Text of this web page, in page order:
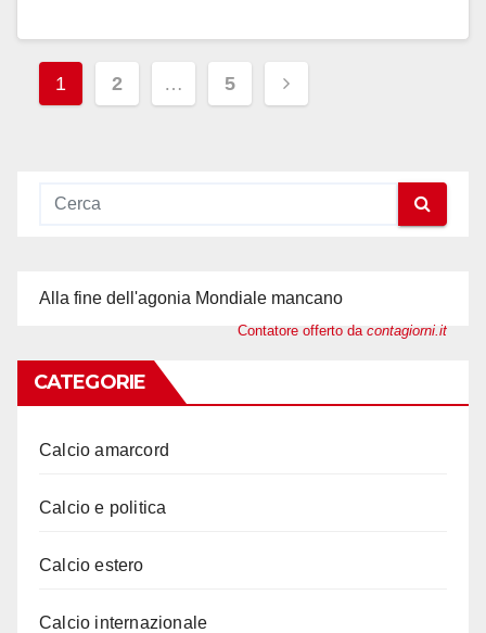
Paginazione
1 2 … 5
Alla fine dell'agonia Mondiale mancano
Contatore offerto da contagiorni.it
CATEGORIE
Calcio amarcord
Calcio e politica
Calcio estero
Calcio internazionale